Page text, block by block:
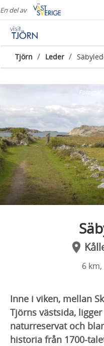
En del av
Tjörn / Leder /
Fotograf:
6
Inne i viken, mellan
Tjörns västsida,
naturreservat och
historia från 1700-